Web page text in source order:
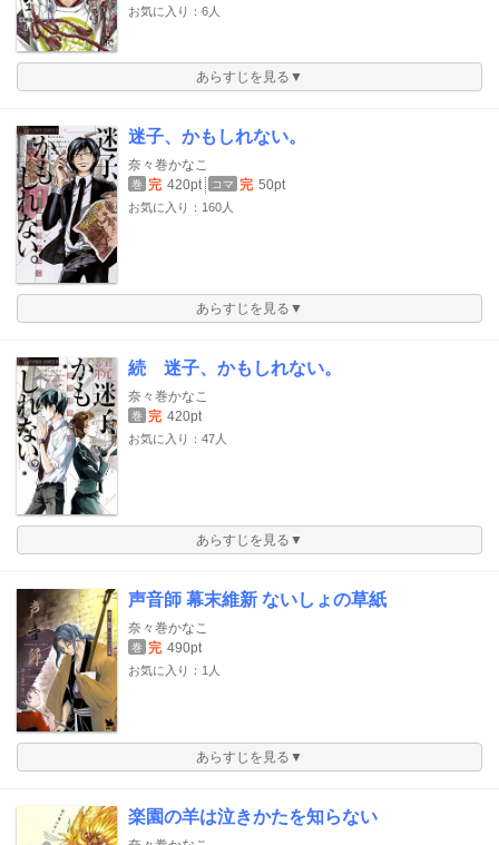
お気に入り：6人
あらすじを見る▼
迷子、かもしれない。
奈々巻かなこ
巻 完 420pt コマ 完 50pt
お気に入り：160人
あらすじを見る▼
続 迷子、かもしれない。
奈々巻かなこ
巻 完 420pt
お気に入り：47人
あらすじを見る▼
声音師 幕末維新 ないしょの草紙
奈々巻かなこ
巻 完 490pt
お気に入り：1人
あらすじを見る▼
楽園の羊は泣きかたを知らない